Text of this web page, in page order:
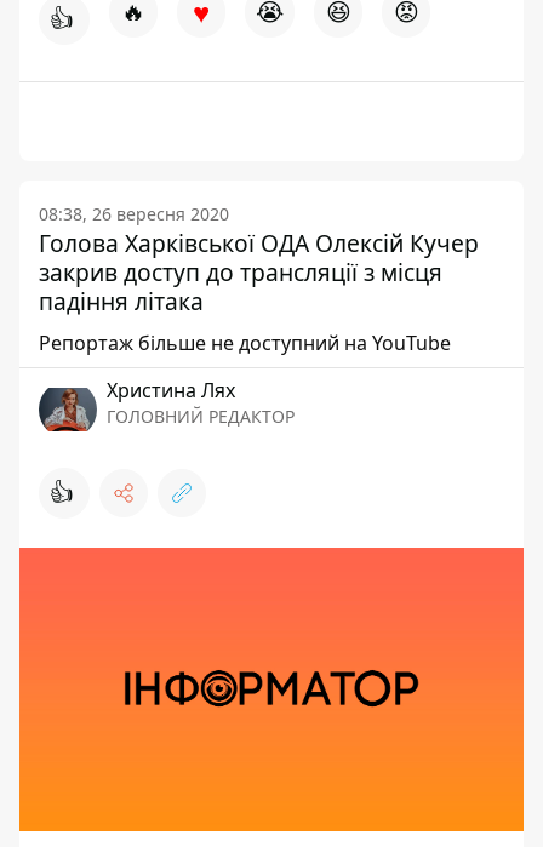
👍 🔥 ♥ 😭 😆 😡
08:38, 26 вересня 2020
Голова Харківської ОДА Олексій Кучер
закрив доступ до трансляції з місця
падіння літака
Репортаж більше не доступний на YouTube
Христина Лях
ГОЛОВНИЙ РЕДАКТОР
👍